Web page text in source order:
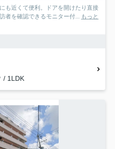
も近くて便利。ドアを開けたり直接
者を確認できるモニター付... もっと
/ 1LDK